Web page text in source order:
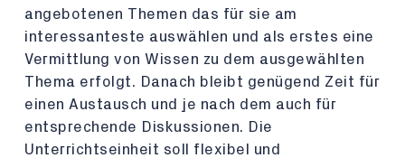
angebotenen Themen das für sie am
interessanteste auswählen und als erstes eine
Vermittlung von Wissen zu dem ausgewählten
Thema erfolgt. Danach bleibt genügend Zeit für
einen Austausch und je nach dem auch für
entsprechende Diskussionen. Die
Unterrichtseinheit soll flexibel und